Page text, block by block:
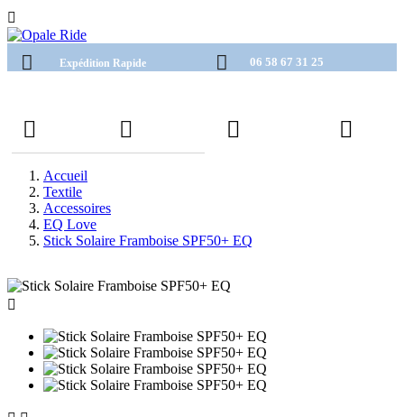

Expédition Rapide 06 58 67 31 25
Accueil
Textile
Accessoires
EQ Love
Stick Solaire Framboise SPF50+ EQ
